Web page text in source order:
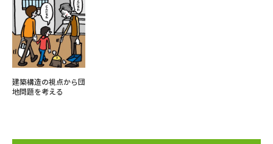
建築構造の視点から団
地問題を考える